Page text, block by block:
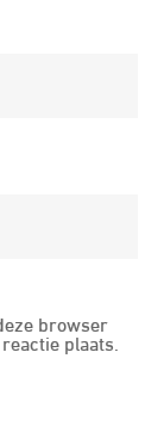
browser
plaats.